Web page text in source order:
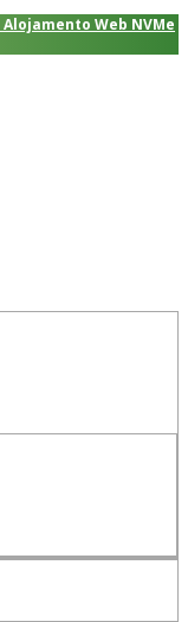
Alojamento Web NVMe